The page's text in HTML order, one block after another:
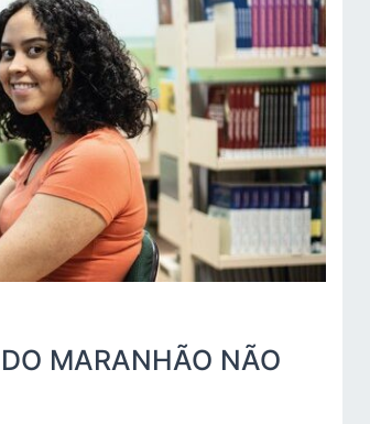
MARANHÃO NÃO